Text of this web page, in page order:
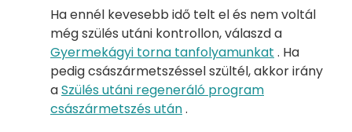
Ha ennél kevesebb idő telt el és nem voltál
még szülés utáni kontrollon, válaszd a
Gyermekágyi torna tanfolyamunkat . Ha
pedig császármetszéssel szültél, akkor irány
aSzülés utáni regeneráló program
császármetszés után.